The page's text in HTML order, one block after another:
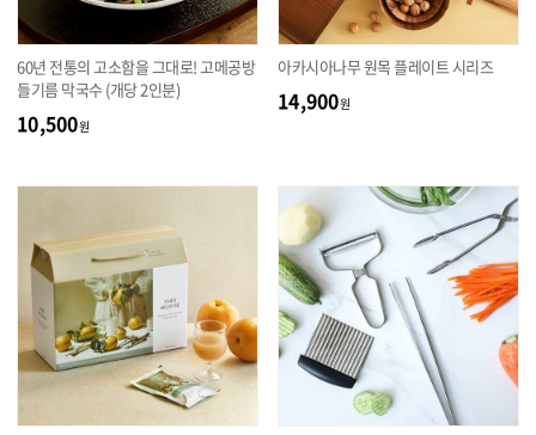
60년 전통의 고소함을 그대로! 고메공방
들기름 막국수 (개당 2인분)
10,500원
아카시아나무 원목 플레이트 시리즈
14,900원